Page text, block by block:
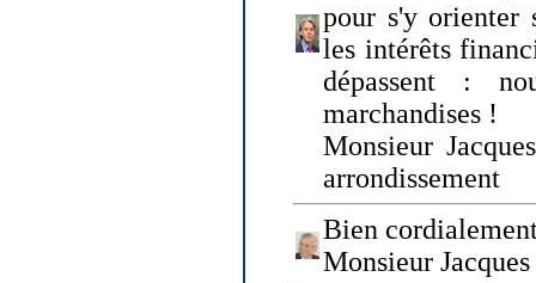
pour s'y orienter
les intérêts
dépassent :
marchandises !
Monsieur
arrondissement
Bien
Monsieur